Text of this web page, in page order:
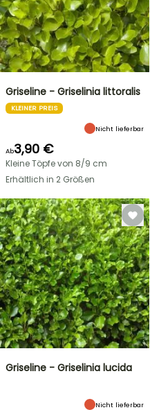
Griseline - Griselinia littoralis
KLEINER PREIS
Nicht lieferbar
Ab3,90 €
Kleine Töpfe von 8/9 cm
Erhältlich in 2 Größen
Griseline - Griselinia lucida
Nicht lieferbar